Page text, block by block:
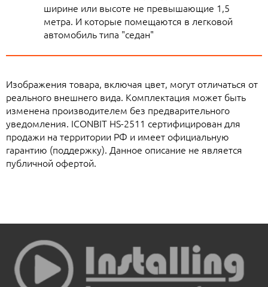
ширине или высоте не превышающие 1,5
метра. И которые помещаются в легковой
автомобиль типа "седан"
Изображения товара, включая цвет, могут отличаться от
реального внешнего вида. Комплектация может быть
изменена производителем без предварительного
уведомления. ICONBIT HS-2511 сертифицирован для
продажи на территории РФ и имеет официальную
гарантию (поддержку). Данное описание не является
публичной офертой.